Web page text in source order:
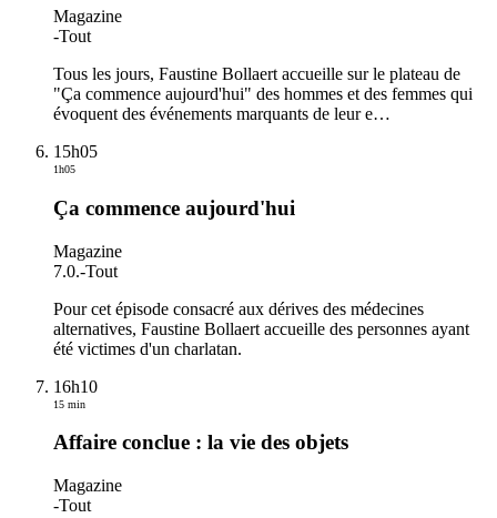
Magazine
-Tout
Tous les jours, Faustine Bollaert accueille sur le plateau de
"Ça commence aujourd'hui" des hommes et des femmes qui
évoquent des événements marquants de leur e…
15h05
1h05
Ça commence aujourd'hui
Magazine
7.0.-Tout
Pour cet épisode consacré aux dérives des médecines
alternatives, Faustine Bollaert accueille des personnes ayant
été victimes d'un charlatan.
16h10
15 min
Affaire conclue : la vie des objets
Magazine
-Tout